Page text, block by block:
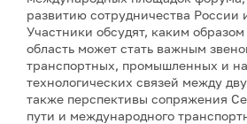
развитию сотрудничества России
Участники обсудят, каким образом
область может стать важным
транспортных, промышленных и
технологических связей между
также перспективы сопряжения
пути и международного